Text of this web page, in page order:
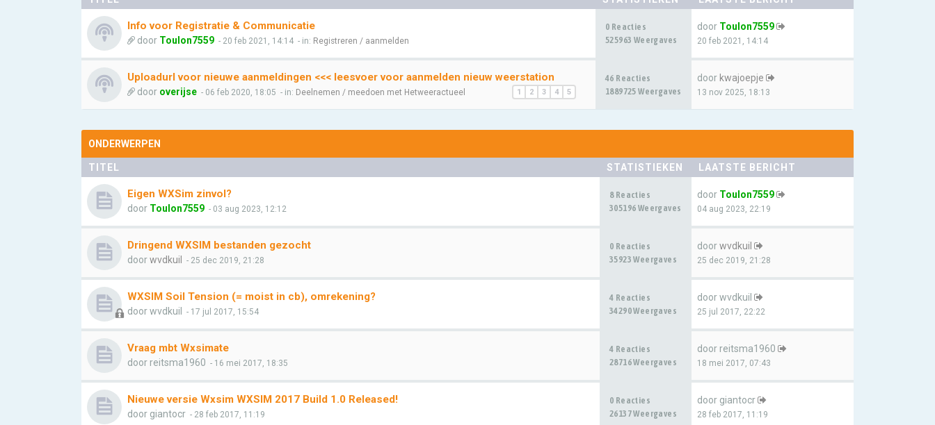
Info voor Registratie & Communicatie
door Toulon7559 - 20 feb 2021, 14:14 - in: Registreren / aanmelden
0 Reacties
525963 Weergaves
door Toulon7559
20 feb 2021, 14:14
Uploadurl voor nieuwe aanmeldingen <<< leesvoer voor aanmelden nieuw weerstation
1 2 3 4 5
door overijse - 06 feb 2020, 18:05 - in: Deelnemen / meedoen met Hetweeractueel
46 Reacties
1889725 Weergaves
door kwajoepje
13 nov 2025, 18:13
ONDERWERPEN
TITEL STATISTIEKEN LAATSTE BERICHT
Eigen WXSim zinvol?
door Toulon7559 - 03 aug 2023, 12:12
8 Reacties
305196 Weergaves
door Toulon7559
04 aug 2023, 22:19
Dringend WXSIM bestanden gezocht
doorwvdkuil - 25 dec 2019, 21:28
0 Reacties
35923 Weergaves
doorwvdkuil
25 dec 2019, 21:28
WXSIM Soil Tension (= moist in cb), omrekening?
doorwvdkuil - 17 jul 2017, 15:54
4 Reacties
34290 Weergaves
doorwvdkuil
25 jul 2017, 22:22
Vraag mbt Wxsimate
door reitsma1960 - 16 mei 2017, 18:35
4 Reacties
28716 Weergaves
door reitsma1960
18 mei 2017, 07:43
Nieuwe versie Wxsim WXSIM 2017 Build 1.0 Released!
door giantocr - 28 feb 2017, 11:19
0 Reacties
26137 Weergaves
door giantocr
28 feb 2017, 11:19